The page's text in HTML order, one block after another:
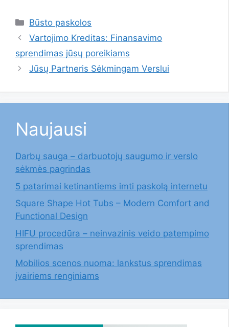
Kategorijos
Būsto paskolos
Vartojimo Kreditas: Finansavimo
sprendimas jūsų poreikiams
Jūsų Partneris Sėkmingam Verslui
Naujausi
Darbų sauga – darbuotojų saugumo ir verslo
sėkmės pagrindas
5 patarimai ketinantiems imti paskolą internetu
Square Shape Hot Tubs – Modern Comfort and
Functional Design
HIFU procedūra – neinvazinis veido patempimo
sprendimas
Mobilios scenos nuoma: lankstus sprendimas
įvairiems renginiams